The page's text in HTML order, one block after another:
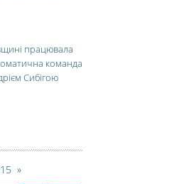
працювала
команда
Сибігою
»